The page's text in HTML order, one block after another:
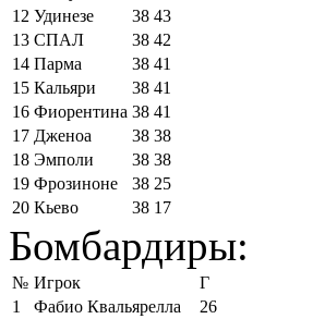
12 Удинезе 38 43
13 СПАЛ 38 42
14 Парма 38 41
15 Кальяри 38 41
16 Фиорентина 38 41
17 Дженоа 38 38
18 Эмполи 38 38
19 Фрозиноне 38 25
20 Кьево 38 17
Бомбардиры:
№ Игрок
Г
1
Фабио Квальярелла
26